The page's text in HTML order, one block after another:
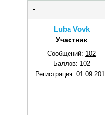
Luba Vovk
Участник
Сообщений: 102
Баллов: 102
Регистрация: